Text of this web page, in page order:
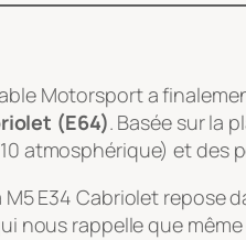
Motorsport a
(E64). Basée sur la
atmosphérique) et des
E34 Cabriolet repose
nous rappelle que